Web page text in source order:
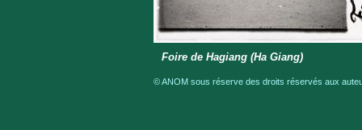
Foire de Hagiang (Ha Giang)
© ANOM sous réserve des droits réservés aux